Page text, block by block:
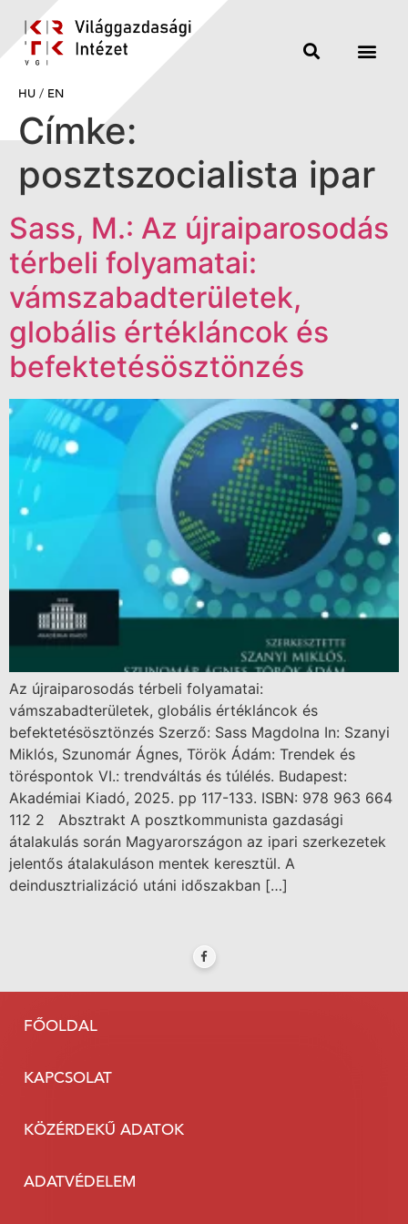
HU / EN
Címke:
posztszocialista ipar
Sass, M.: Az újraiparosodás
térbeli folyamatai:
vámszabadterületek,
globális értékláncok és
befektetésösztönzés
Az újraiparosodás térbeli folyamatai:
vámszabadterületek, globális értékláncok és
befektetésösztönzés Szerző: Sass Magdolna In: Szanyi
Miklós, Szunomár Ágnes, Török Ádám: Trendek és
töréspontok VI.: trendváltás és túlélés. Budapest:
Akadémiai Kiadó, 2025. pp 117-133. ISBN: 978 963 664
112 2 Absztrakt A posztkommunista gazdasági
átalakulás során Magyarországon az ipari szerkezetek
jelentős átalakuláson mentek keresztül. A
deindusztrializáció utáni időszakban […]
FŐOLDAL
KAPCSOLAT
KÖZÉRDEKŰ ADATOK
ADATVÉDELEM